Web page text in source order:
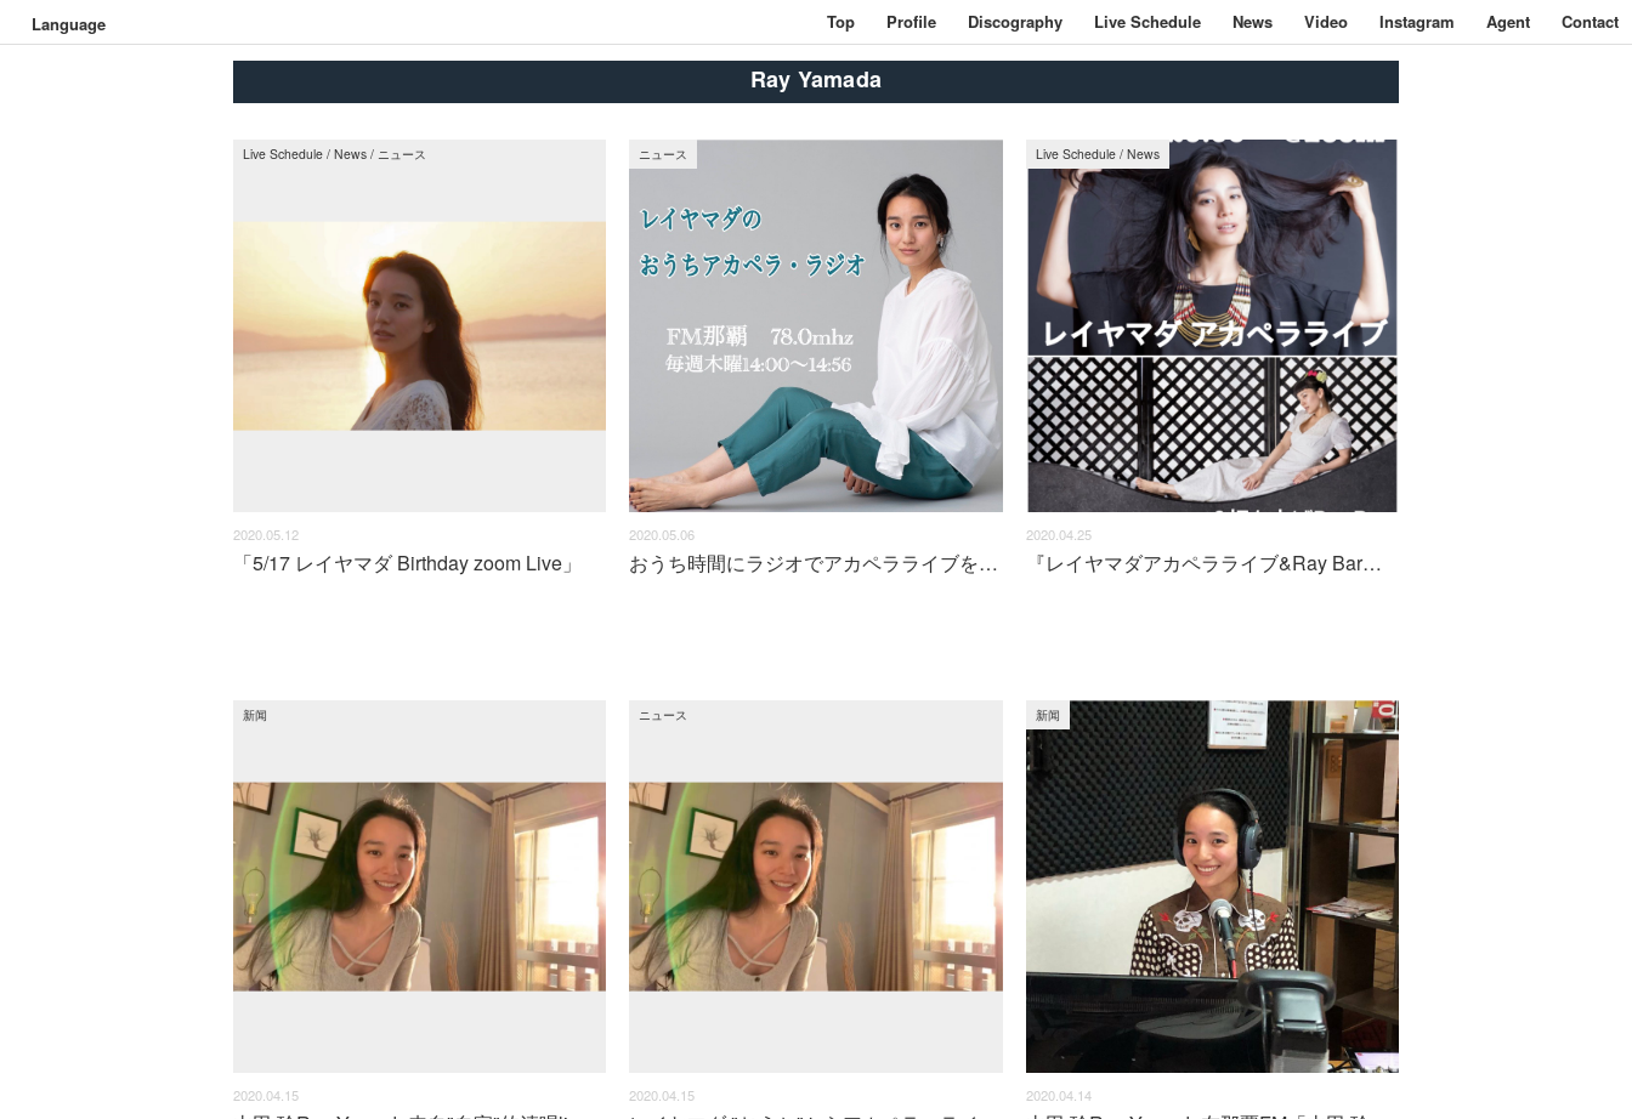
Top Profile Discography Live Schedule News Video Instagram Agent Contact
Language
Ray Yamada
2020.05.12
Live Schedule /News / ニュース
「5/17 レイヤマダ Birthday zoom Live」
2020.05.06
ニュース
おうち時間にラジオでアカペラライブを届けます！番組のスポンサーを募集！
2020.04.25
Live Schedule/ News
『レイヤマダアカペラライブ&Ray Bar打ち上げ』
2020.04.15
新闻
2020.04.15
ニュース
2020.04.14
新闻